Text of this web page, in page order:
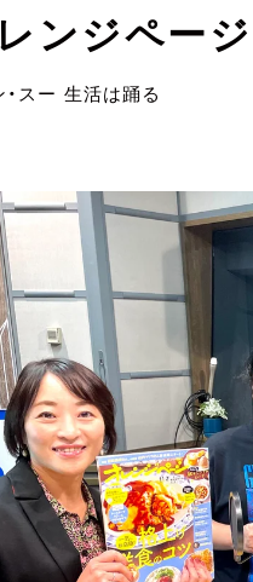
レンジページ
スー 生活は踊る